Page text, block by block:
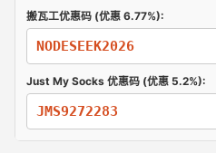
搬瓦工优惠码 (优惠 6.77%):
NODESEEK2026
Just My Socks 优惠码 (优惠 5.2%):
JMS9272283